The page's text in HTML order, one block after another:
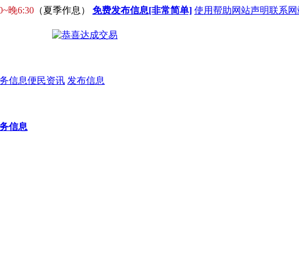
晚6:30 （夏季作息） 免费发布信息[非常简单] 使用帮助网站声明联系网
信息便民资讯 发布信息
信息